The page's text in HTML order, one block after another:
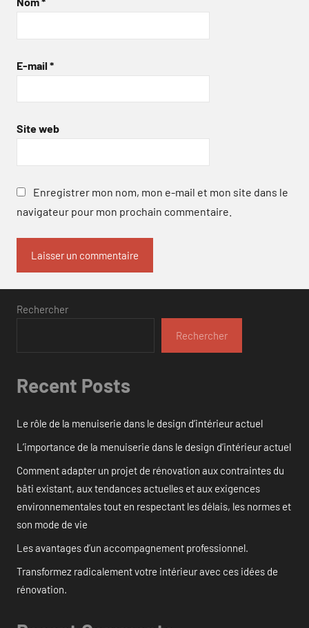
E-mail *
Site web
Enregistrer mon nom, mon e-mail et mon site dans le
navigateur pour mon prochain commentaire.
Rechercher
Rechercher
Recent Posts
Le rôle de la menuiserie dans le design d’intérieur actuel
L’importance de la menuiserie dans le design d’intérieur actuel
Comment adapter un projet de rénovation aux contraintes du
bâti existant, aux tendances actuelles et aux exigences
environnementales tout en respectant les délais, les normes et
son mode de vie
Les avantages d’un accompagnement professionnel.
Transformez radicalement votre intérieur avec ces idées de
rénovation.